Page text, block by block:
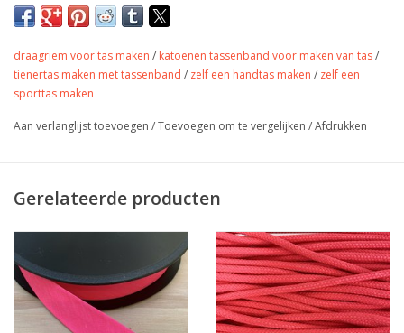
Kleur
neon rose
Stofbreedte
div maten
Samenstelling
Gewicht
-
Stretch
Nee
draagriem voor tas maken / katoenen tassenband voor maken van tas/
tienertas maken met tassenband / zelf een handtas maken / zelf een
sporttas maken
Aan verlanglijst toevoegen /Toevoegen om te vergelijken /Afdrukken
Gerelateerde producten